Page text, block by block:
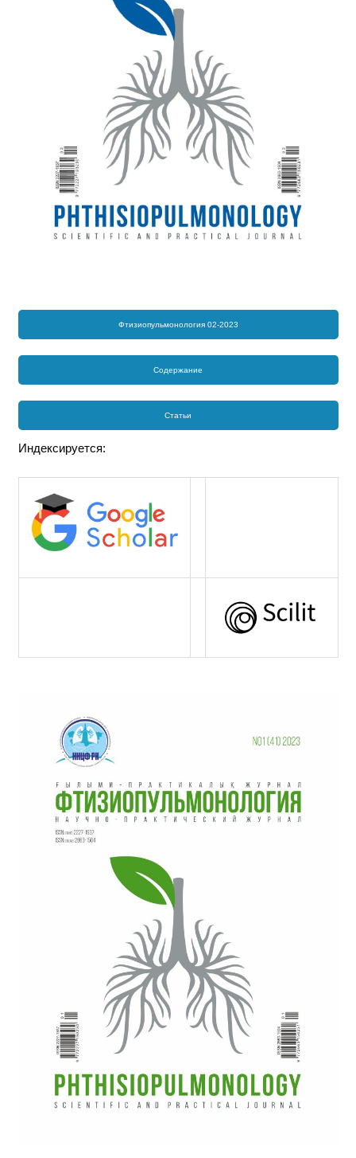
Фтизиопульмонология 02-2023
Содержание
Статьи
Индексируется: